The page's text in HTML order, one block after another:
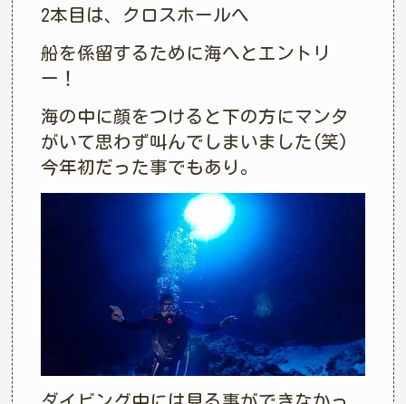
2本目は、クロスホールへ
船を係留するために海へとエントリ
ー！
海の中に顔をつけると下の方にマンタ
がいて思わず叫んでしまいました(笑)
今年初だった事でもあり。